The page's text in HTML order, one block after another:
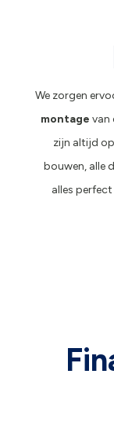
We zorgen
montage van
zijn altijd
bouwen, alle
alles